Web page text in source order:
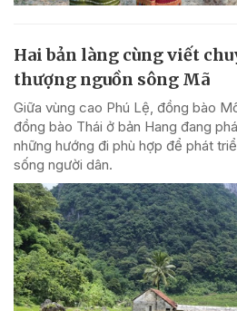
Hai bản làng cùng viết
thượng nguồn sông Mã
Giữa vùng cao Phú Lệ, đồng bào
đồng bào Thái ở bản Hang đang
những hướng đi phù hợp để phát
sống người dân.